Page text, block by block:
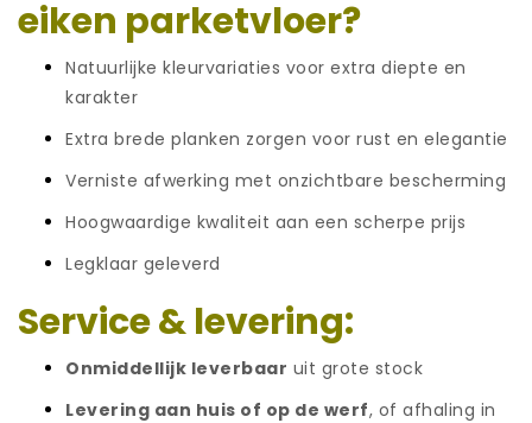
eiken parketvloer?
Natuurlijke kleurvariaties voor extra diepte en
karakter
Extra brede planken zorgen voor rust en elegantie
Verniste afwerking met onzichtbare bescherming
Hoogwaardige kwaliteit aan een scherpe prijs
Legklaar geleverd
Service & levering:
Onmiddellijk leverbaar uit grote stock
Levering aan huis of op de werf, of afhaling in